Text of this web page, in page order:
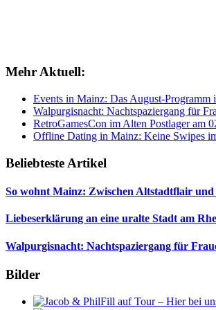
Mehr Aktuell:
Events in Mainz: Das August-Programm
Walpurgisnacht: Nachtspaziergang für
RetroGamesCon im Alten Postlager am
Offline Dating in Mainz: Keine Swipes
Beliebteste Artikel
So wohnt Mainz: Zwischen Altstadtflair
Liebeserklärung an eine uralte Stadt am
Walpurgisnacht: Nachtspaziergang für
Bilder